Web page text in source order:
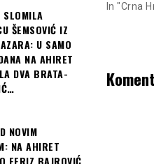
In "Crna
SLOMILA
ŠEMSOVIĆ IZ
U SAMO
NA AHIRET
DVA BRATA-
NOVIM
NA AHIRET